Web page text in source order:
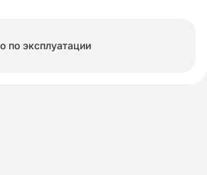
по эксплуатации